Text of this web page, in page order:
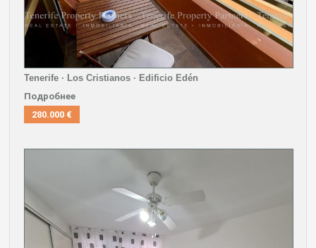
Tenerife · Los Cristianos · Edificio Edén
Подробнее
280.000 €